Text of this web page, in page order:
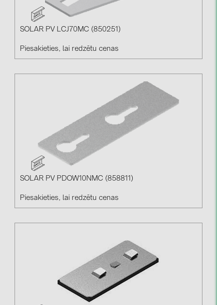
SOLAR PV LCJ70MC (850251)
Piesakieties, lai redzētu cenas
SOLAR PV PDOW10NMC (858811)
Piesakieties, lai redzētu cenas